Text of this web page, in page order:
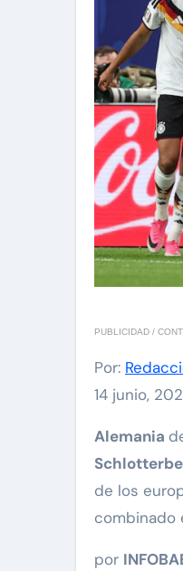
PUBLICIDAD /
Por:
14 junio,
Alemania
de los
combinado
por